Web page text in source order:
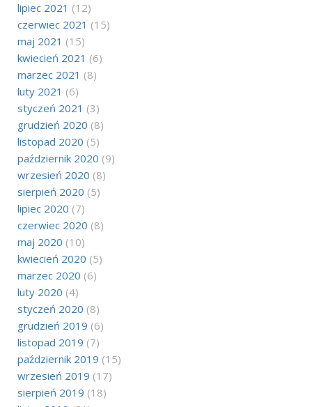
lipiec 2021 (12)
czerwiec 2021 (15)
maj 2021 (15)
kwiecień 2021 (6)
marzec 2021 (8)
luty 2021 (6)
styczeń 2021 (3)
grudzień 2020 (8)
listopad 2020 (5)
październik 2020 (9)
wrzesień 2020 (8)
sierpień 2020 (5)
lipiec 2020 (7)
czerwiec 2020 (8)
maj 2020 (10)
kwiecień 2020 (5)
marzec 2020 (6)
luty 2020 (4)
styczeń 2020 (8)
grudzień 2019 (6)
listopad 2019 (7)
październik 2019 (15)
wrzesień 2019 (17)
sierpień 2019 (18)